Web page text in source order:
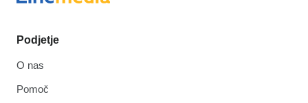
Podjetje
O nas
Pomoč